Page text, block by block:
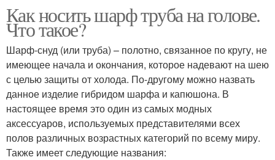
Как носить шарф труба на голове.
Что такое?
Шарф-снуд (или труба) – полотно, связанное по кругу, не
имеющее начала и окончания, которое надевают на шею
с целью защиты от холода. По-другому можно назвать
данное изделие гибридом шарфа и капюшона. В
настоящее время это один из самых модных
аксессуаров, используемых представителями всех
полов различных возрастных категорий по всему миру.
Также имеет следующие названия: